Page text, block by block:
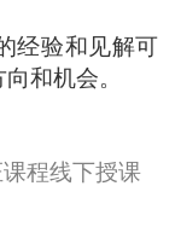
经验和见解可
和机会。
课程线下授课